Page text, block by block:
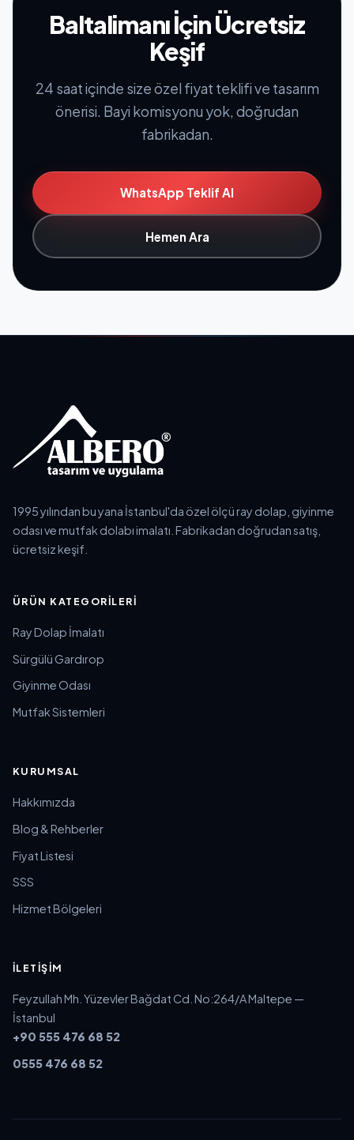
Baltalimanı İçin Ücretsiz
Keşif
24 saat içinde size özel fiyat teklifi ve tasarım
önerisi. Bayi komisyonu yok, doğrudan
fabrikadan.
WhatsApp Teklif Al
Hemen Ara
1995 yılından bu yana İstanbul'da özel ölçü ray dolap, giyinme
odası ve mutfak dolabı imalatı. Fabrikadan doğrudan satış,
ücretsiz keşif.
ÜRÜN KATEGORILERI
Ray Dolap İmalatı
Sürgülü Gardırop
Giyinme Odası
Mutfak Sistemleri
KURUMSAL
Hakkımızda
Blog & Rehberler
Fiyat Listesi
SSS
Hizmet Bölgeleri
İLETIŞIM
Feyzullah Mh. Yüzevler Bağdat Cd. No:264/A Maltepe —
İstanbul
+90 555 476 68 52
0555 476 68 52